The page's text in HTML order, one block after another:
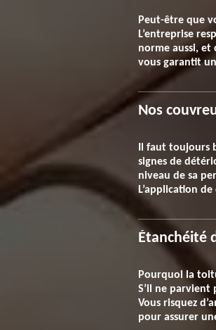
Peut-être que
L’entreprise
norme aussi, et
vous garantit
Nos
Il faut toujours
signes de
niveau de sa
L’application
Étanchéité
Pourquoi la
S’il ne parvient
Vous risquez
pour assurer